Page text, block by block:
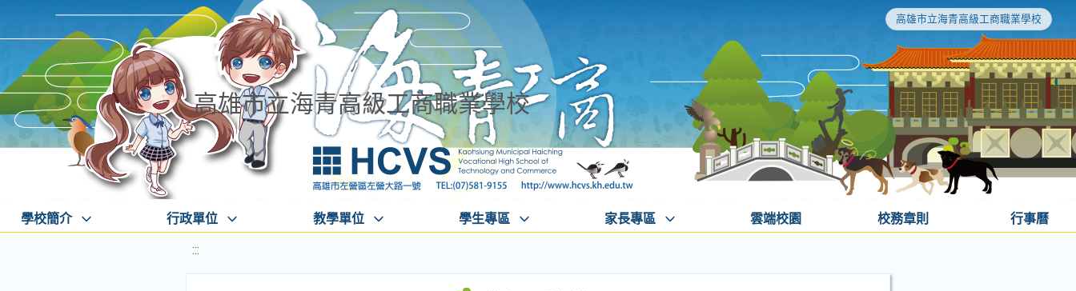
高雄市立海青高級工商職業學校
高雄市立海青高級工商職業學校
學校簡介 行政單位 教學單位 學生專區 家長專區 雲端校園 校務章則 行事曆
:::